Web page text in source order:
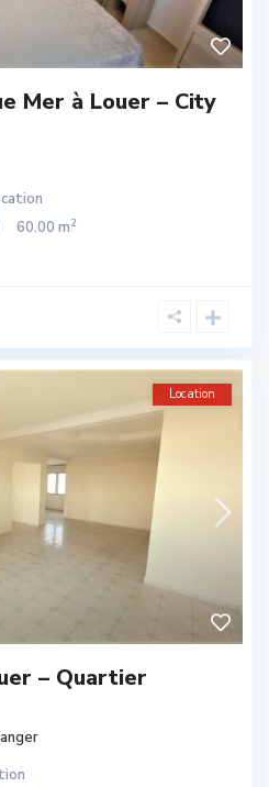
Mer à Louer – City
60.00 m2
Location
– Quartier